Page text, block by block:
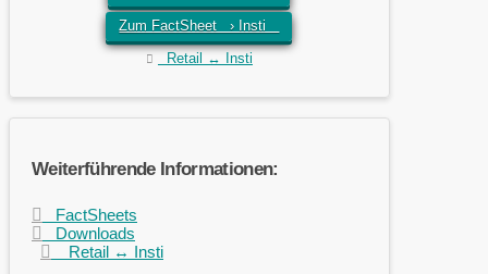
Zum FactSheet › Insti
Retail ↔ Insti
Weiterführende Informationen:
FactSheets
Downloads
Retail ↔ Insti